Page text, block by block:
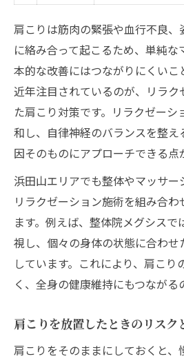
肩こりは筋肉の緊張や血行不良
に絡み合って起こるため、単純
本的な改善にはつながりにくいこ
近年注目されているのが、リラ
た肩こり対策です。リラクゼーシ
和し、自律神経のバランスを整
因そのものにアプローチできる点
浜田山エリアでも整体やマッサ
リラクゼーション施術を組み合
ます。例えば、整体院メグシス
視し、個々の身体の状態に合わ
しています。これにより、肩こり
く、全身の健康維持にもつながる
肩こりを放置したときのリスク
肩こりをそのままにしておくと